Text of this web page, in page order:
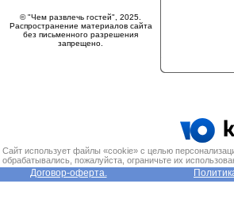
© "Чем развлечь гостей", 2025.
Распространение материалов сайта
без письменного разрешения
запрещено.
Сайт использует файлы «cookie» с целью
обрабатывались, пожалуйста, ограничьте их
Договор-оферта.